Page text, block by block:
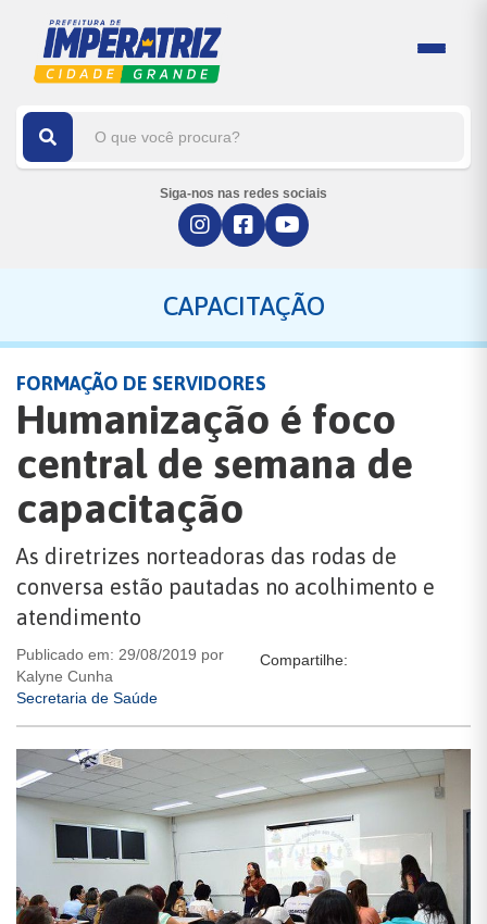
Siga-nos nas redes sociais
CAPACITAÇÃO
FORMAÇÃO DE SERVIDORES
Humanização é foco
central de semana de
capacitação
As diretrizes norteadoras das rodas de
conversa estão pautadas no acolhimento e
atendimento
Publicado em: 29/08/2019 por
Kalyne Cunha
Secretaria de Saúde
Compartilhe: